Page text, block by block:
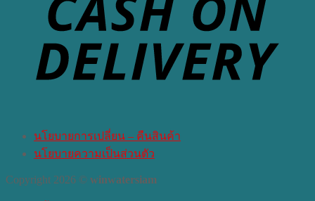
นโยบายการเปลี่ยน – คืนสินค้า
นโยบายความเป็นส่วนตัว
Copyright 2026 © winwatersiam